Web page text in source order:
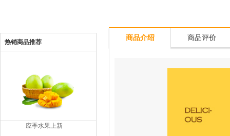
热销商品推荐
应季水果上新
商品介绍 商品评价